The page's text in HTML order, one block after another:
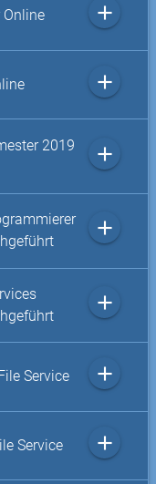
Online add
add
2019
add
add
add
Service add
Service add